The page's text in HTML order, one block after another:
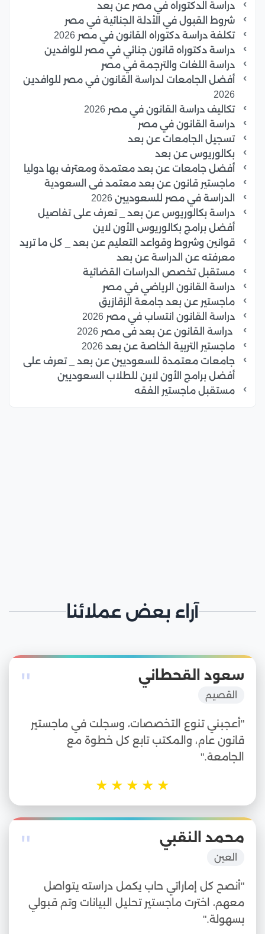
دراسة الدكتوراه في مصر عن بعد
شروط القبول في الأدلة الجنائية في مصر
تكلفة دراسة دكتوراه القانون في مصر 2026
دراسة دكتوراه قانون جنائي في مصر للوافدين
دراسة اللغات والترجمة في مصر
أفضل الجامعات لدراسة القانون في مصر للوافدين
2026
تكاليف دراسة القانون في مصر 2026
دراسة القانون في مصر
تسجيل الجامعات عن بعد
بكالوريوس عن بعد
أفضل جامعات عن بعد معتمدة ومعترف بها دوليا
ماجستير قانون عن بعد معتمد فى السعودية
الدراسة في مصر للسعوديين 2026
دراسة بكالوريوس عن بعد _ تعرف على تفاصيل
أفضل برامج بكالوريوس الأون لاين
قوانين وشروط وقواعد التعليم عن بعد _ كل ما تريد
معرفته عن الدراسة عن بعد
مستقبل تخصص الدراسات القضائية
دراسة القانون الرياضي في مصر
ماجستير عن بعد جامعة الزقازيق
دراسة القانون انتساب في مصر 2026
دراسة القانون عن بعد فى مصر 2026
ماجستير التربية الخاصة عن بعد 2026
جامعات معتمدة للسعوديين عن بعد _ تعرف على
أفضل برامج الأون لاين للطلاب السعوديين
مستقبل ماجستير الفقه
آراء بعض عملائنا
" سعود القحطاني
القصيم
"أعجبني تنوع التخصصات، وسجلت في ماجستير
قانون عام، والمكتب تابع كل خطوة مع
الجامعة."
★
★
★
★
★
" محمد النقبي
العين
"أنصح كل إماراتي حاب يكمل دراسته يتواصل
معهم، اخترت ماجستير تحليل البيانات وتم قبولي
بسهولة."